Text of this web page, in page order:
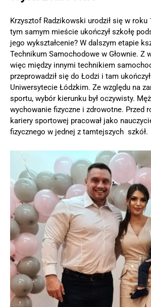
Krzysztof Radzikowski urodził się w roku
tym samym mieście ukończył szkołę
jego wykształcenie? W dalszym etapie
Technikum Samochodowe w Głownie. Z
więc między innymi technikiem
przeprowadził się do Łodzi i tam
Uniwersytecie Łódzkim. Ze względu na
sportu, wybór kierunku był oczywisty.
wychowanie fizyczne i zdrowotne. Przed
kariery sportowej pracował jako
fizycznego w jednej z tamtejszych szkół.